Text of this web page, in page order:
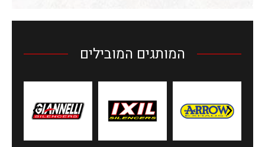
המותגים המובילים